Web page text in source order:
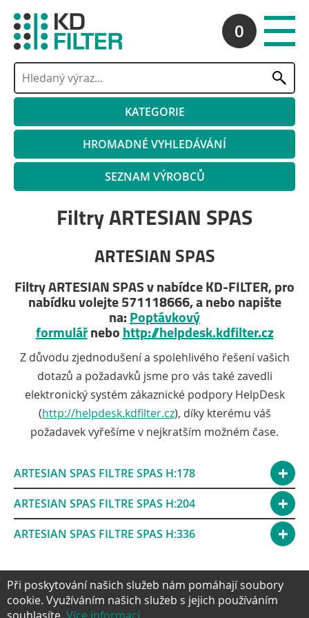
0
KATEGORIE
HROMADNÉ VYHLEDÁVÁNÍ
SEZNAM VÝROBCŮ
Filtry ARTESIAN SPAS
ARTESIAN SPAS
Filtry ARTESIAN SPAS v nabídce KD-FILTER, pro
nabídku volejte 571118666, a nebo napište
na: Poptávkový
formulářnebo http://helpdesk.kdfilter.cz
Z důvodu zjednodušení a spolehlivého řešení vašich
dotazů a požadavků jsme pro vás také zavedli
elektronický systém zákaznické podpory HelpDesk
(http://helpdesk.kdfilter.cz), díky kterému váš
požadavek vyřešíme v nejkratším možném čase.
ARTESIAN SPAS FILTRE SPAS H:178
ARTESIAN SPAS FILTRE SPAS H:204
ARTESIAN SPAS FILTRE SPAS H:336
Při poskytování našich služeb nám pomáhají soubory
cookie. Využíváním našich služeb s jejich používáním